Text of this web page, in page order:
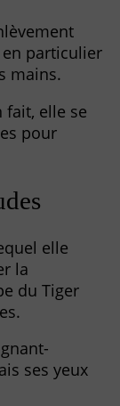
en particulier
mains.
fait, elle se
pour
elle
la
du Tiger
ses yeux